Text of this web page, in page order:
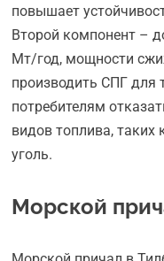
повышает
Второй компонент –
Мт/год, мощности
производить СПГ для
потребителям
видов топлива, таких
уголь.
Морской